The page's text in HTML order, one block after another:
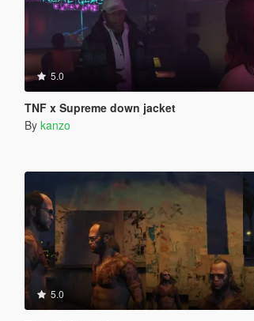
5.0
TNF x Supreme down jacket
By kanzo
5.0